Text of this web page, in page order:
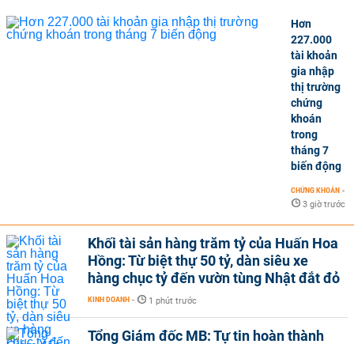
Hơn
227.000
tài khoản
gia nhập
thị trường
chứng
khoán
trong
tháng 7
biến động
CHỨNG KHOÁN -
3 giờ trước
Khối tài sản hàng trăm tỷ của Huấn Hoa
Hồng: Từ biệt thự 50 tỷ, dàn siêu xe
hàng chục tỷ đến vườn tùng Nhật đắt đỏ
KINH DOANH - 1 phút trước
Tổng Giám đốc MB: Tự tin hoàn thành